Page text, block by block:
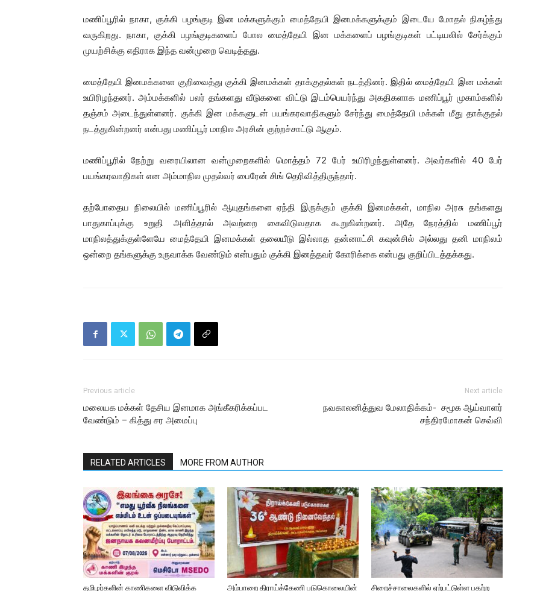
மணிப்பூரில் நாகா, குக்கி பழங்குடி இன மக்களுக்கும் மைத்தேயி இனமக்களுக்கும் இடையே மோதல் நிகழ்ந்து
வருகிறது. நாகா, குக்கி பழங்குடிகளைப் போல மைத்தேயி இன மக்களைப் பழங்குடிகள் பட்டியலில் சேர்க்கும்
முயற்சிக்கு எதிராக இந்த வன்முறை வெடித்தது.
மைத்தேயி இனமக்களை குறிவைத்து குக்கி இனமக்கள் தாக்குதல்கள் நடத்தினர். இதில் மைத்தேயி இன மக்கள்
உயிரிழந்தனர். அம்மக்களில் பலர் தங்களது வீடுகளை விட்டு இடம்பெயர்ந்து அகதிகளாக மணிப்பூர் முகாம்களில்
தஞ்சம் அடைந்துள்ளனர். குக்கி இன மக்களுடன் பயங்கரவாதிகளும் சேர்ந்து மைத்தேயி மக்கள் மீது தாக்குதல்
நடத்துகின்றனர் என்பது மணிப்பூர் மாநில அரசின் குற்றச்சாட்டு ஆகும்.
மணிப்பூரில் நேற்று வரையிலான வன்முறைகளில் மொத்தம் 72 பேர் உயிரிழந்துள்ளனர். அவர்களில் 40 பேர்
பயங்கரவாதிகள் என அம்மாநில முதல்வர் பைரேன் சிங் தெரிவித்திருந்தார்.
தற்போதைய நிலையில் மணிப்பூரில் ஆயுதங்களை ஏந்தி இருக்கும் குக்கி இனமக்கள், மாநில அரசு தங்களது
பாதுகாப்புக்கு உறுதி அளித்தால் அவற்றை கைவிடுவதாக கூறுகின்றனர். அதே நேரத்தில் மணிப்பூர்
மாநிலத்துக்குள்ளேயே மைத்தேயி இனமக்கள் தலையீடு இல்லாத தன்னாட்சி கவுன்சில் அல்லது தனி மாநிலம்
ஒன்றை தங்களுக்கு உருவாக்க வேண்டும் என்பதும் குக்கி இனத்தவர் கோரிக்கை என்பது குறிப்பிடத்தக்கது.
Previous article
மலையக மக்கள் தேசிய இனமாக அங்கீகரிக்கப்பட
வேண்டும் – கித்து சர அமைப்பு
Next article
நவகாலனித்துவ மேலாதிக்கம்- சமூக ஆய்வாளர்
சந்திரமோகன் செவ்வி
RELATED ARTICLES MORE FROM AUTHOR
தமிழர்களின் காணிகளை விடுவிக்க அம்பாறை திராய்க்கேணி படுகொலையின் சிறைச்சாலைகளில் ஏற்பட்டுள்ள பதற்ற